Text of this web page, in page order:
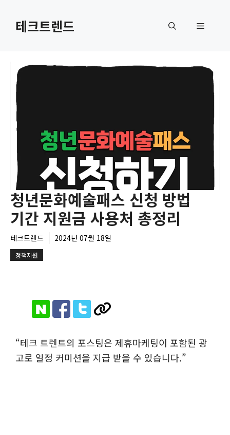
테크트렌드 메
청년문화예술패스 신청 방법
기간 지원금 사용처 총정리
테크트렌드 2024년 07월 18일
정책지원
“테크 트렌트의 포스팅은 제휴마케팅이 포함된 광
고로 일정 커미션을 지급 받을 수 있습니다.”